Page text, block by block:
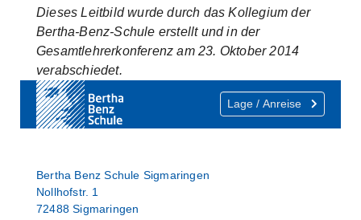
Dieses Leitbild wurde durch das Kollegium der
Bertha-Benz-Schule erstellt und in der
Gesamtlehrerkonferenz am 23. Oktober 2014
verabschiedet.
Lage / Anreise
Bertha Benz Schule Sigmaringen
Nollhofstr. 1
72488 Sigmaringen